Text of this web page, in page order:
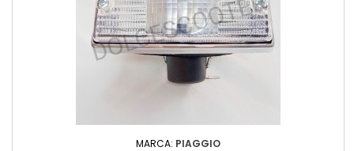
MARCA: PIAGGIO